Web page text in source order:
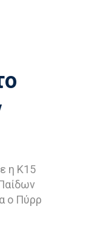
η Κ15
ο Πύρρ